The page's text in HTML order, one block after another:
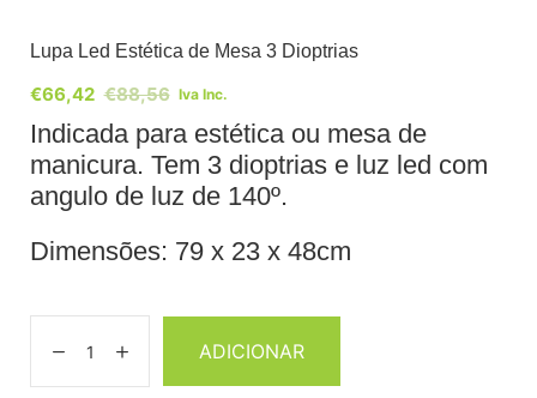
Lupa Led Estética de Mesa 3 Dioptrias
€88,56
€66,42 Iva Inc.
Indicada para estética ou mesa de
manicura. Tem 3 dioptrias e luz led com
angulo de luz de 140º.
Dimensões: 79 x 23 x 48cm
ADICIONAR